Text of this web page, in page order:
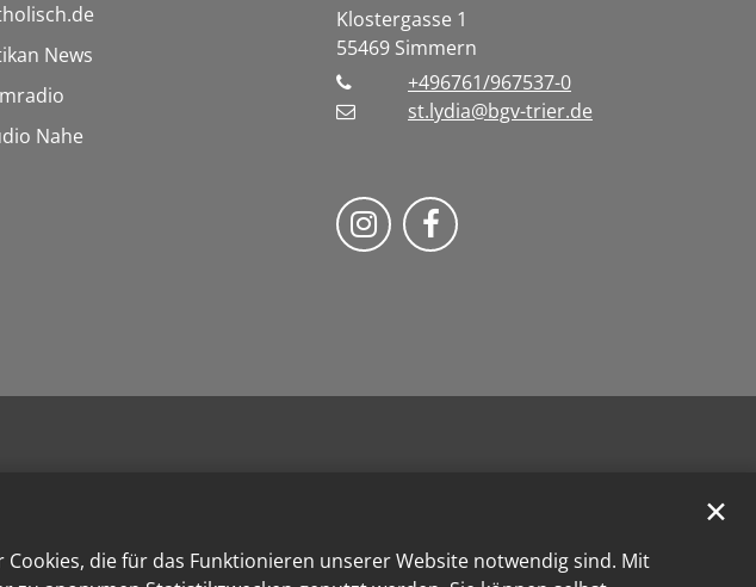
die für das Funktionieren unserer Website notwendig sind. Mit
✕
News
Nahe
Klostergasse 1
55469 Simmern
+496761/967537-0
st.lydia@bgv-trier.de
Wir auf Instragram
Wir auf Facebook